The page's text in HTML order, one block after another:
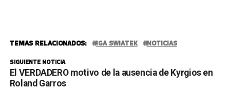
TEMAS RELACIONADOS: IGA SWIATEK NOTICIAS
SIGUIENTE NOTICIA
El VERDADERO motivo de la ausencia de Kyrgios en
Roland Garros